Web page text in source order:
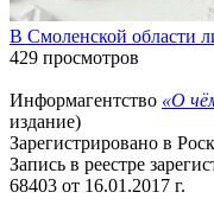
В Смоленской области
429 просмотров
Информагентство «О
издание)
Зарегистрировано в
Запись в реестре
68403 от 16.01.2017 г.